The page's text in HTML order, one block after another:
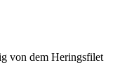
von dem Heringsfilet